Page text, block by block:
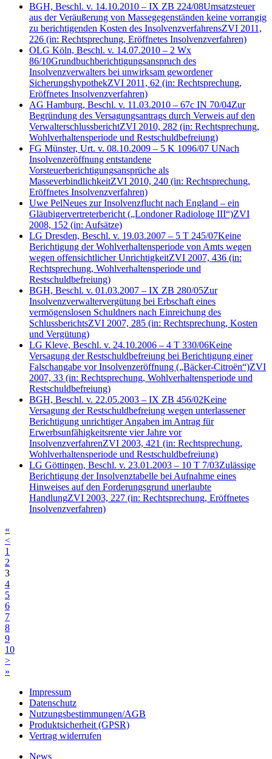
BGH, Beschl. v. 14.10.2010 – IX ZB 224/08Umsatzsteuer
aus der Veräußerung von Massegegenständen keine vorrangig
zu berichtigenden Kosten des InsolvenzverfahrensZVI 2011,
226 (in: Rechtsprechung, Eröffnetes Insolvenzverfahren)
OLG Köln, Beschl. v. 14.07.2010 – 2 Wx
86/10Grundbuchberichtigungsanspruch des
Insolvenzverwalters bei unwirksam gewordener
SicherungshypothekZVI 2011, 62 (in: Rechtsprechung,
Eröffnetes Insolvenzverfahren)
AG Hamburg, Beschl. v. 11.03.2010 – 67c IN 70/04Zur
Begründung des Versagungsantrags durch Verweis auf den
VerwalterschlussberichtZVI 2010, 282 (in: Rechtsprechung,
Wohlverhaltensperiode und Restschuldbefreiung)
FG Münster, Urt. v. 08.10.2009 – 5 K 1096/07 UNach
Insolvenzeröffnung entstandene
Vorsteuerberichtigungsansprüche als
MasseverbindlichkeitZVI 2010, 240 (in: Rechtsprechung,
Eröffnetes Insolvenzverfahren)
Uwe PelNeues zur Insolvenzflucht nach England – ein
Gläubigervertreterbericht („Londoner Radiologe III“)ZVI
2008, 152 (in: Aufsätze)
LG Dresden, Beschl. v. 19.03.2007 – 5 T 245/07Keine
Berichtigung der Wohlverhaltensperiode von Amts wegen
wegen offensichtlicher UnrichtigkeitZVI 2007, 436 (in:
Rechtsprechung, Wohlverhaltensperiode und
Restschuldbefreiung)
BGH, Beschl. v. 01.03.2007 – IX ZB 280/05Zur
Insolvenzverwaltervergütung bei Erbschaft eines
vermögenslosen Schuldners nach Einreichung des
SchlussberichtsZVI 2007, 285 (in: Rechtsprechung, Kosten
und Vergütung)
LG Kleve, Beschl. v. 24.10.2006 – 4 T 330/06Keine
Versagung der Restschuldbefreiung bei Berichtigung einer
Falschangabe vor Insolvenzeröffnung („Bäcker-Citroën“)ZVI
2007, 33 (in: Rechtsprechung, Wohlverhaltensperiode und
Restschuldbefreiung)
BGH, Beschl. v. 22.05.2003 – IX ZB 456/02Keine
Versagung der Restschuldbefreiung wegen unterlassener
Berichtigung unrichtiger Angaben im Antrag für
Erwerbsunfähigkeitsrente vier Jahre vor
InsolvenzverfahrenZVI 2003, 421 (in: Rechtsprechung,
Wohlverhaltensperiode und Restschuldbefreiung)
LG Göttingen, Beschl. v. 23.01.2003 – 10 T 7/03Zulässige
Berichtigung der Insolvenztabelle bei Aufnahme eines
Hinweises auf den Forderungsgrund unerlaubte
HandlungZVI 2003, 227 (in: Rechtsprechung, Eröffnetes
Insolvenzverfahren)
«
<
1
2
3
4
5
6
7
8
9
10
>
»
Impressum
Datenschutz
Nutzungsbestimmungen/AGB
Produktsicherheit (GPSR)
Vertrag widerrufen
News